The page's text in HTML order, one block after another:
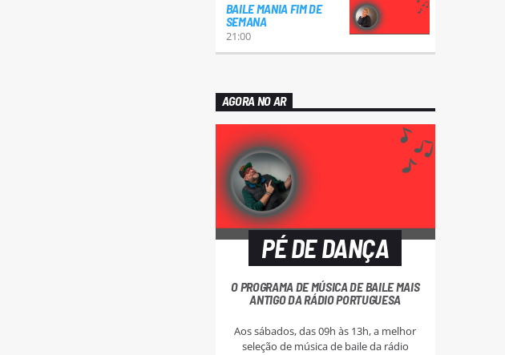
BAILE MANIA FIM DE
SEMANA
21:00
AGORA NO AR
PÉ DE DANÇA
O PROGRAMA DE MÚSICA DE BAILE MAIS
ANTIGO DA RÁDIO PORTUGUESA
Aos sábados, das 09h às 13h, a melhor
seleção de música de baile da rádio